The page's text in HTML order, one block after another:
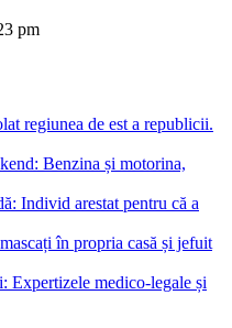
pm
regiunea de est a republicii.
Benzina și motorina,
Individ arestat pentru că a
în propria casă și jefuit
Expertizele medico-legale și